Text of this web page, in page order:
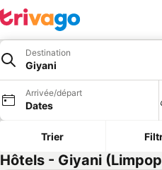
Destination
Giyani
Arrivée/départ
Dates
Trier
Hôtels - Giyani